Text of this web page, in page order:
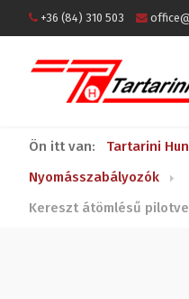
+36 (84) 310 503
Ön itt van: Tartarini
Nyomásszabályozók
Kereszt átömlésű